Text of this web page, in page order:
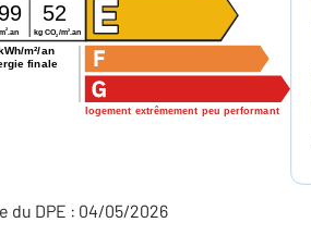
logement extrêmement peu performant
52
2 .an kg CO2/m2 .an
m²/an
finale
du DPE : 04/05/2026